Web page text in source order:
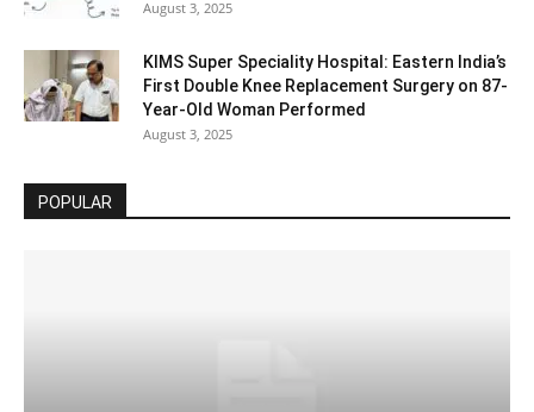
August 3, 2025
KIMS Super Speciality Hospital: Eastern India’s
First Double Knee Replacement Surgery on 87-
Year-Old Woman Performed
August 3, 2025
POPULAR